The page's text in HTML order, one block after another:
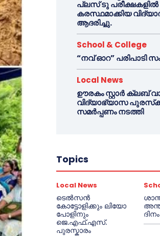
പ്ലസ് ടു പരീക്ഷകളിൽ
കരസ്ഥമാക്കിയ
ആദരിച്ചു.
School & College
“നവ് ഓറ” പരിപാടി
Local News
ഊരകം സ്റ്റാർ ക്ലബ്
വിദ്യാഭ്യാസ
സമർപ്പണം നടത്തി
Topics
Local News
ടെൽസൻ
കോട്ടോളിക്കും ലിയോ
പോളിനും
ജെ.എഫ്.എസ്.
പുരസ്കാരം